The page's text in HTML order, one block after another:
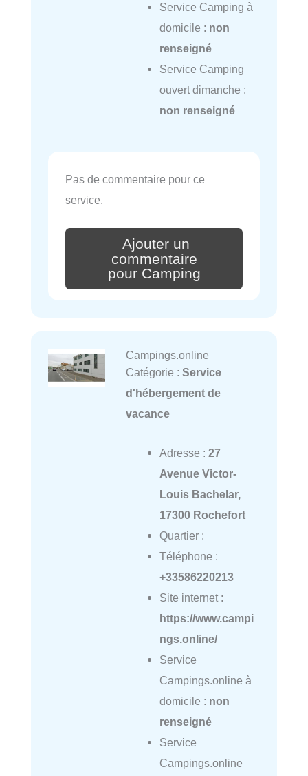
Service Camping à
domicile : non
renseigné
Service Camping
ouvert dimanche :
non renseigné
Pas de commentaire pour ce
service.
Ajouter un
commentaire
pour Camping
Campings.online
Catégorie : Service
d'hébergement de
vacance
Adresse : 27
Avenue Victor-
Louis Bachelar,
17300 Rochefort
Quartier :
Téléphone :
+33586220213
Site internet :
https://www.campi
ngs.online/
Service
Campings.online à
domicile : non
renseigné
Service
Campings.online